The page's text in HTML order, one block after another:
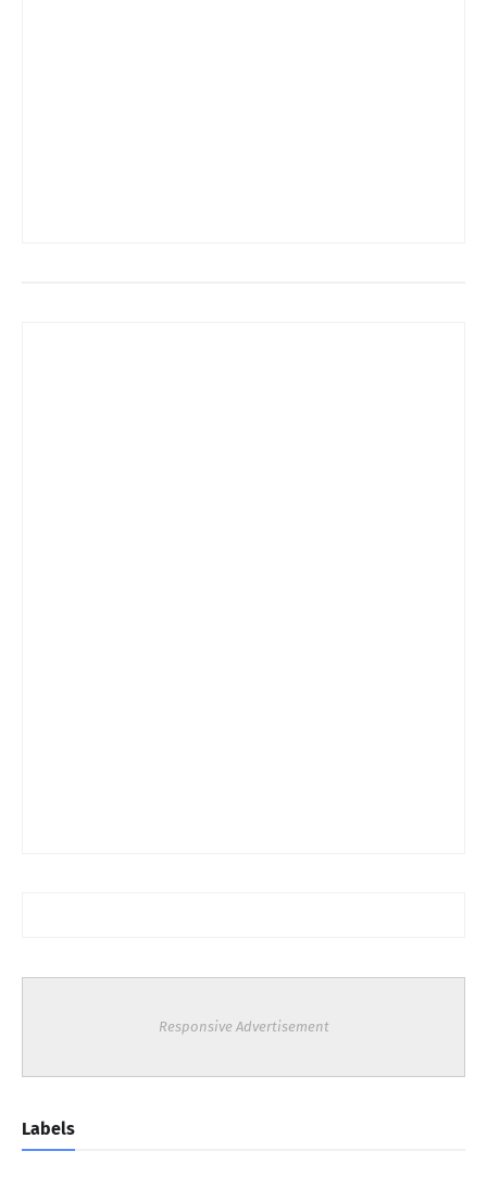
Responsive Advertisement
Labels